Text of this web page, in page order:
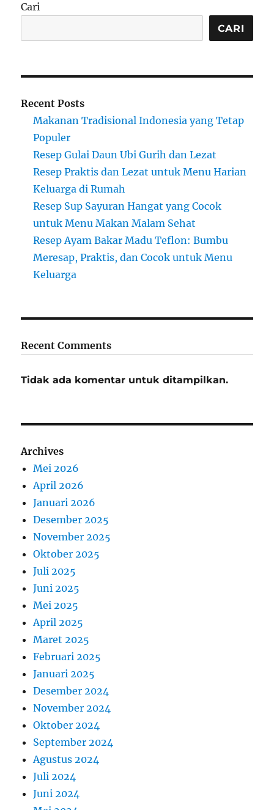
Cari
CARI
Recent Posts
Makanan Tradisional Indonesia yang Tetap
Populer
Resep Gulai Daun Ubi Gurih dan Lezat
Resep Praktis dan Lezat untuk Menu Harian
Keluarga di Rumah
Resep Sup Sayuran Hangat yang Cocok
untuk Menu Makan Malam Sehat
Resep Ayam Bakar Madu Teflon: Bumbu
Meresap, Praktis, dan Cocok untuk Menu
Keluarga
Recent Comments
Tidak ada komentar untuk ditampilkan.
Archives
Mei 2026
April 2026
Januari 2026
Desember 2025
November 2025
Oktober 2025
Juli 2025
Juni 2025
Mei 2025
April 2025
Maret 2025
Februari 2025
Januari 2025
Desember 2024
November 2024
Oktober 2024
September 2024
Agustus 2024
Juli 2024
Juni 2024